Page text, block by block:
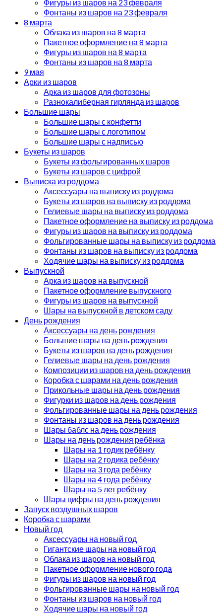
Фигуры из шаров на 23 февраля
Фонтаны из шаров на 23 февраля
8 марта
Облака из шаров на 8 марта
Пакетное оформление на 8 марта
Фигуры из шаров на 8 марта
Фонтаны из шаров на 8 марта
9 мая
Арки из шаров
Арка из шаров для фотозоны
Разнокалиберная гирлянда из шаров
Большие шары
Большие шары с конфетти
Большие шары с логотипом
Большие шары с надписью
Букеты из шаров
Букеты из фольгированных шаров
Букеты из шаров с цифрой
Выписка из роддома
Аксессуары на выписку из роддома
Букеты из шаров на выписку из роддома
Гелиевые шары на выписку из роддома
Пакетное оформление на выписку из роддома
Фигуры из шаров на выписку из роддома
Фольгированные шары на выписку из роддома
Фонтаны из шаров на выписку из роддома
Ходячие шары на выписку из роддома
Выпускной
Арка из шаров на выпускной
Пакетное оформление выпускного
Фигуры из шаров на выпускной
Шары на выпускной в детском саду
День рождения
Аксессуары на день рождения
Большие шары на день рождения
Букеты из шаров на день рождения
Гелиевые шары на день рождения
Композиции из шаров на день рождения
Коробка с шарами на день рождения
Прикольные шары на день рождения
Фигурки из шаров на день рождения
Фольгированные шары на день рождения
Фонтаны из шаров на день рождения
Шары баблс на день рождения
Шары на день рождения ребёнка
Шары на 1 годик ребёнку
Шары на 2 годика ребёнку
Шары на 3 года ребёнку
Шары на 4 года ребёнку
Шары на 5 лет ребёнку
Шары цифры на день рождения
Запуск воздушных шаров
Коробка с шарами
Новый год
Аксессуары на новый год
Гигантские шары на новый год
Облака из шаров на новый год
Пакетное оформление нового года
Фигуры из шаров на новый год
Фольгированные шары на новый год
Фонтаны из шаров на новый год
Ходячие шары на новый год